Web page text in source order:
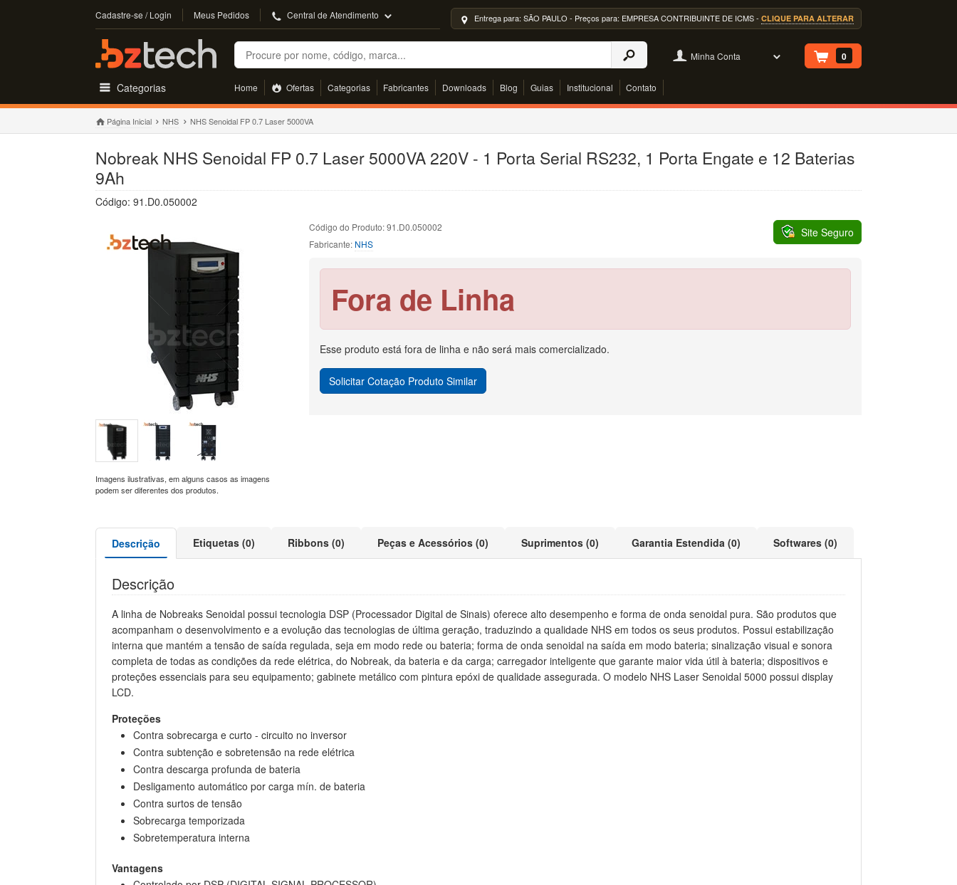
Cadastre-se / Login Meus Pedidos Central de Atendimento Entrega para: SÃO PAULO - Preços para: EMPRESA CONTRIBUINTE DE ICMS - CLIQUE PARA ALTERAR
Buscar
Minha Conta 0
Categorias Home Ofertas Categorias Fabricantes Downloads Blog Guias Institucional Contato
Página Inicial NHS NHS Senoidal FP 0.7 Laser 5000VA
Nobreak NHS Senoidal FP 0.7 Laser 5000VA 220V - 1 Porta Serial RS232, 1 Porta Engate e 12 Baterias
9Ah
Código: 91.D0.050002
Site Seguro
Imagens ilustrativas, em alguns casos as imagens
podem ser diferentes dos produtos.
Código do Produto: 91.D0.050002
Fabricante: NHS
Fora de Linha
Esse produto está fora de linha e não será mais comercializado.
Solicitar Cotação Produto Similar
Descrição Etiquetas (0) Ribbons (0) Peças e Acessórios (0) Suprimentos (0) Garantia Estendida (0) Softwares (0)
Descrição
A linha de Nobreaks Senoidal possui tecnologia DSP (Processador Digital de Sinais) oferece alto desempenho e forma de onda senoidal pura. São produtos que
acompanham o desenvolvimento e a evolução das tecnologias de última geração, traduzindo a qualidade NHS em todos os seus produtos. Possui estabilização
interna que mantém a tensão de saída regulada, seja em modo rede ou bateria; forma de onda senoidal na saída em modo bateria; sinalização visual e sonora
completa de todas as condições da rede elétrica, do Nobreak, da bateria e da carga; carregador inteligente que garante maior vida útil à bateria; dispositivos e
proteções essenciais para seu equipamento; gabinete metálico com pintura epóxi de qualidade assegurada. O modelo NHS Laser Senoidal 5000 possui display
LCD.
Proteções
Contra sobrecarga e curto - circuito no inversor
Contra subtenção e sobretensão na rede elétrica
Contra descarga profunda de bateria
Desligamento automático por carga mín. de bateria
Contra surtos de tensão
Sobrecarga temporizada
Sobretemperatura interna
Vantagens